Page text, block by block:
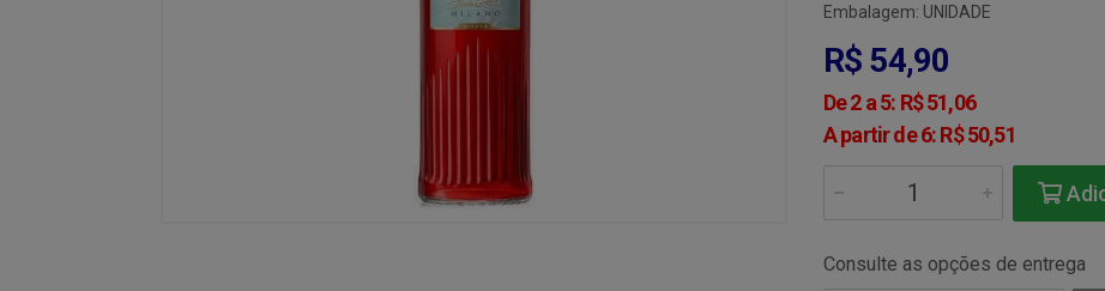
Embalagem: UNIDADE
R$ 54,90
De 2 a 5: R$ 51,06
A partir de 6: R$ 50,51
Consulte as opções de entrega